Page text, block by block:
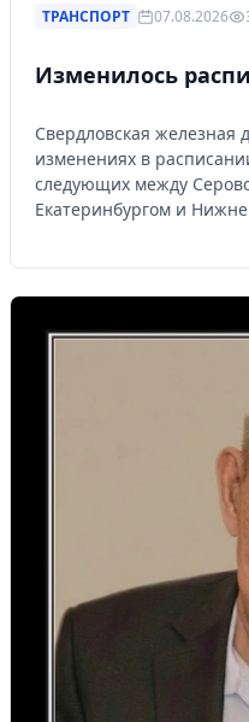
ТРАНСПОРТ 07.08.2026
Изменилось
Свердловская железная
изменениях в
следующих между
Екатеринбургом и